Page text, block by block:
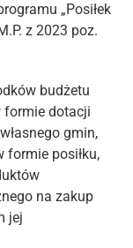
„Posiłek
z 2023 poz.
budżetu
formie dotacji
gmin,
formie posiłku,
na zakup
jej